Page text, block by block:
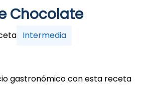
Chocolate
Intermedia
gastronómico con esta receta